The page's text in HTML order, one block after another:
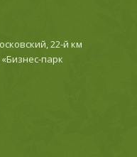
22-й км
парк